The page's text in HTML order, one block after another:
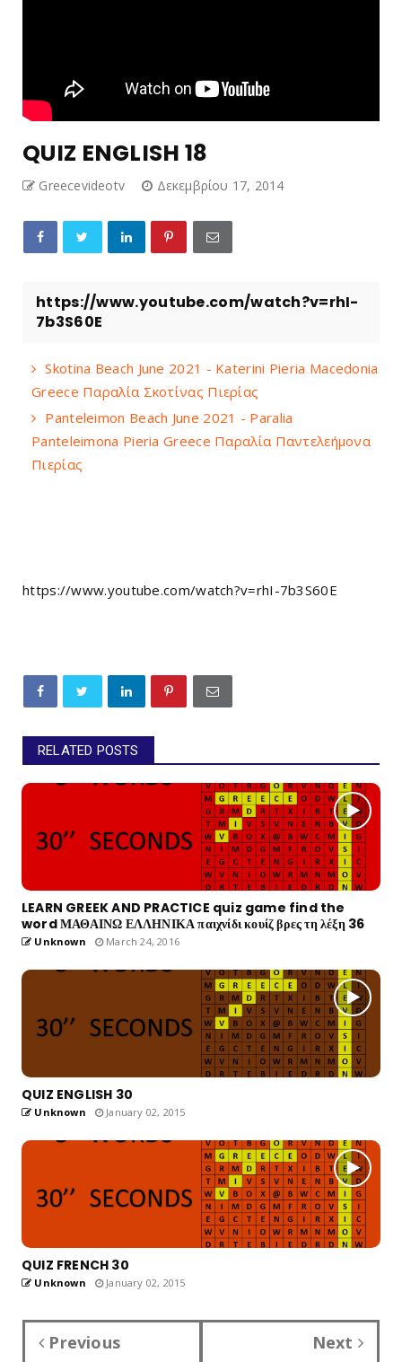
QUIZ ENGLISH 18
Greecevideotv Δεκεμβρίου 17, 2014
https://www.youtube.com/watch?v=rhI-
7b3S60E
Skotina Beach June 2021 - Katerini Pieria Macedonia
Greece Παραλία Σκοτίνας Πιερίας
Panteleimon Beach June 2021 - Paralia
Panteleimona Pieria Greece Παραλία Παντελεήμονα
Πιερίας
https://www.youtube.com/watch?v=rhI-7b3S60E
RELATED POSTS
LEARN GREEK AND PRACTICE quiz game find the
word ΜΑΘΑΙΝΩ ΕΛΛΗΝΙΚΑ παιχνίδι κουίζ βρες τη λέξη 36
Unknown March 24, 2016
QUIZ ENGLISH 30
Unknown January 02, 2015
QUIZ FRENCH 30
Unknown January 02, 2015
Previous Next